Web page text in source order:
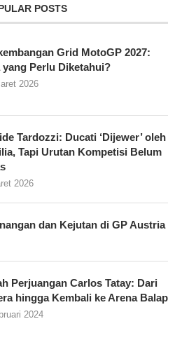
POSTS
Grid MotoGP 2027:
yang Perlu Diketahui?
2026
Tardozzi: Ducati ‘Dijewer’ oleh
Tapi Urutan Kompetisi Belum
2026
dan Kejutan di GP Austria
Perjuangan Carlos Tatay: Dari
hingga Kembali ke Arena Balap
2024